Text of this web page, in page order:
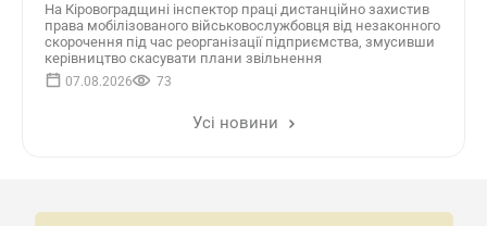
На Кіровоградщині інспектор праці дистанційно захистив
права мобілізованого військовослужбовця від незаконного
скорочення під час реорганізації підприємства, змусивши
керівництво скасувати плани звільнення
07.08.2026 73
Усі новини